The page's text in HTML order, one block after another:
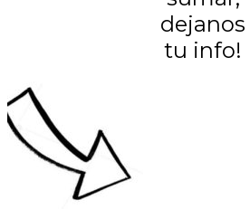
dejanos
tu info!